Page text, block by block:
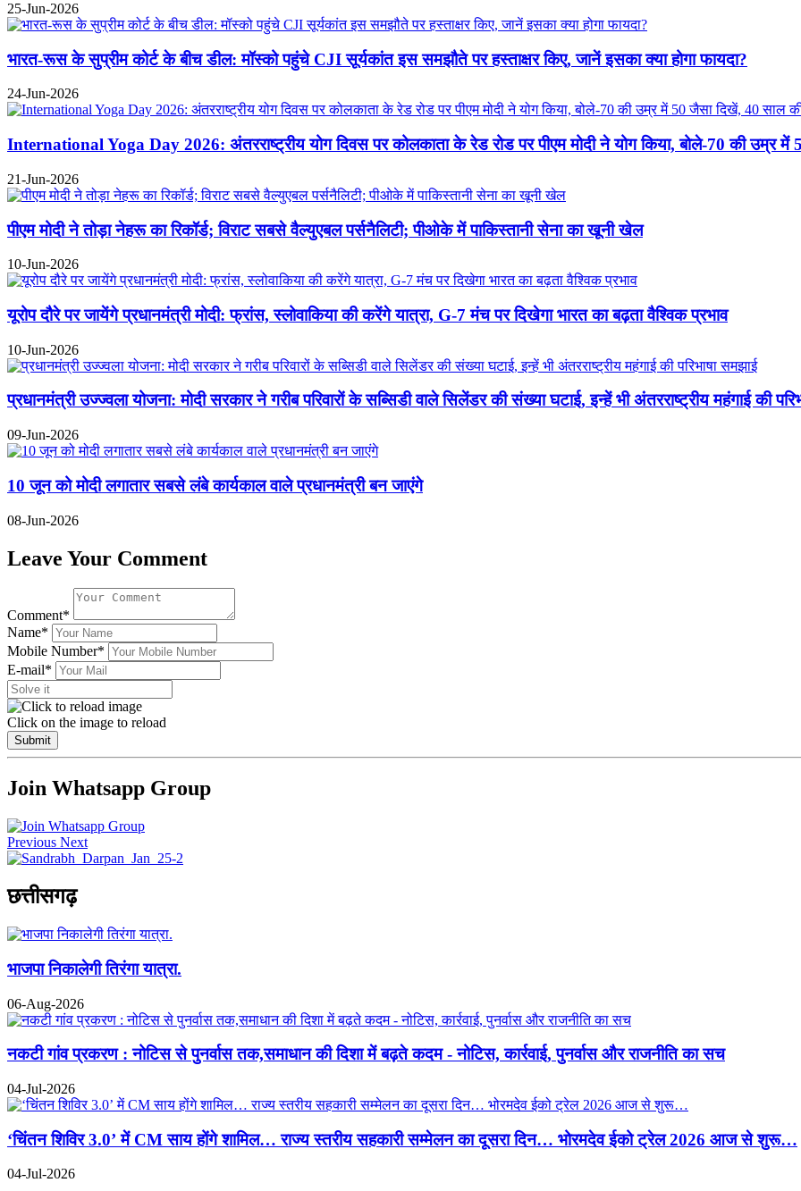
25-Jun-2026
भारत-रूस के सुप्रीम कोर्ट के बीच डील: मॉस्को पहुंचे CJI सूर्यकांत इस समझौते पर हस्ताक्षर किए, जानें इसका क्या होगा फायदा?
24-Jun-2026
International Yoga Day 2026: अंतरराष्ट्रीय योग दिवस पर कोलकाता के रेड रोड पर पीएम मोदी ने योग किया, बोले-70 की उम्र
21-Jun-2026
पीएम मोदी ने तोड़ा नेहरू का रिकॉर्ड; विराट सबसे वैल्युएबल पर्सनैलिटी; पीओके में पाकिस्तानी सेना का खूनी खेल
10-Jun-2026
यूरोप दौरे पर जायेंगे प्रधानमंत्री मोदी: फ्रांस, स्लोवाकिया की करेंगे यात्रा, G-7 मंच पर दिखेगा भारत का बढ़ता वैश्विक प्रभाव
10-Jun-2026
प्रधानमंत्री उज्ज्वला योजना: मोदी सरकार ने गरीब परिवारों के सब्सिडी वाले सिलेंडर की संख्या घटाई, इन्हें भी अंतरराष्ट्रीय महंगाई की
09-Jun-2026
10 जून को मोदी लगातार सबसे लंबे कार्यकाल वाले प्रधानमंत्री बन जाएंगे
08-Jun-2026
Leave Your Comment
Comment*
Name*
Mobile Number*
E-mail*
Click on the image to reload
Submit
Join Whatsapp Group
Previous Next
छत्तीसगढ़
भाजपा निकालेगी तिरंगा यात्रा.
06-Aug-2026
नकटी गांव प्रकरण : नोटिस से पुनर्वास तक,समाधान की दिशा में बढ़ते कदम - नोटिस, कार्रवाई, पुनर्वास और राजनीति का सच
04-Jul-2026
‘चिंतन शिविर 3.0’ में CM साय होंगे शामिल… राज्य स्तरीय सहकारी सम्मेलन का दूसरा दिन… भोरमदेव ईको ट्रेल 2026 आज से शुरू…
04-Jul-2026